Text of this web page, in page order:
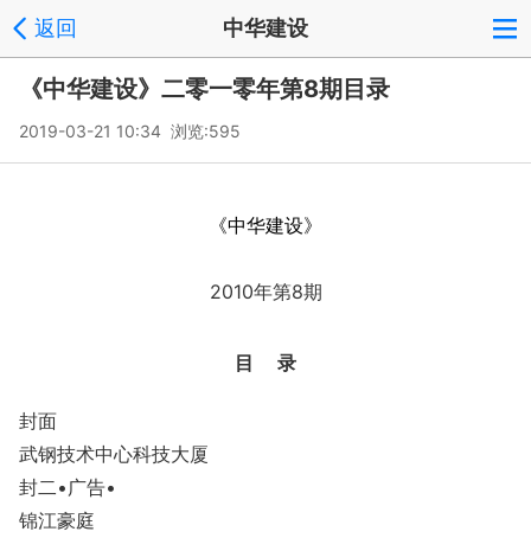
返回 中华建设
《中华建设》二零一零年第8期目录
2019-03-21 10:34 浏览:595
《中华建设》
2010年第8期
目 录
封面
武钢技术中心科技大厦
封二•广告•
锦江豪庭